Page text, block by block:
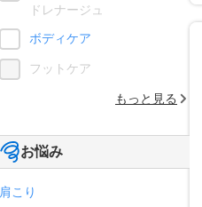
ドレナージュ
ボディケア
フットケア
もっと見る
お悩み
肩こり